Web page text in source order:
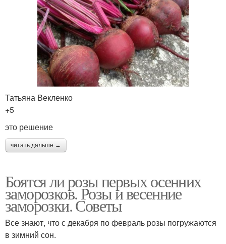
Татьяна Векленко
+5
это решение
читать дальше →
Боятся ли розы первых осенних
заморозков. Розы и весенние
заморозки. Советы
Все знают, что с декабря по февраль розы погружаются
в зимний сон.